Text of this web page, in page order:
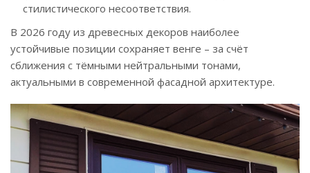
стилистического несоответствия.
В 2026 году из древесных декоров наиболее
устойчивые позиции сохраняет венге – за счёт
сближения с тёмными нейтральными тонами,
актуальными в современной фасадной архитектуре.